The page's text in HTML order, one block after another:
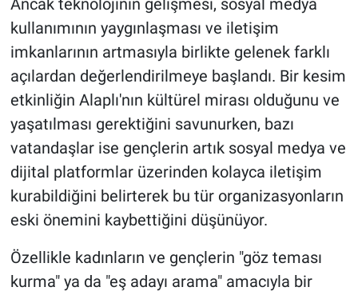
Ancak teknolojinin gelişmesi, sosyal medya
kullanımının yaygınlaşması ve iletişim
imkanlarının artmasıyla birlikte gelenek farklı
açılardan değerlendirilmeye başlandı. Bir kesim
etkinliğin Alaplı'nın kültürel mirası olduğunu ve
yaşatılması gerektiğini savunurken, bazı
vatandaşlar ise gençlerin artık sosyal medya ve
dijital platformlar üzerinden kolayca iletişim
kurabildiğini belirterek bu tür organizasyonların
eski önemini kaybettiğini düşünüyor.
Özellikle kadınların ve gençlerin "göz teması
kurma" ya da "eş adayı arama" amacıyla bir